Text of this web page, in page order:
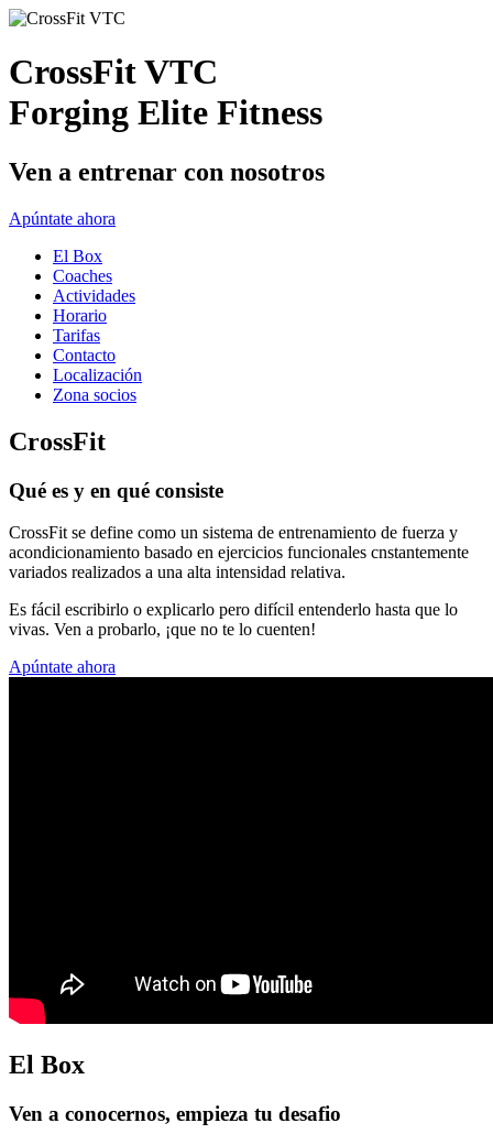
CrossFit VTC
Forging Elite Fitness
Ven a entrenar con nosotros
Apúntate ahora
El Box
Coaches
Actividades
Horario
Tarifas
Contacto
Localización
Zona socios
CrossFit
Qué es y en qué consiste
CrossFit se define como un sistema de entrenamiento de fuerza y
acondicionamiento basado en ejercicios funcionales cnstantemente
variados realizados a una alta intensidad relativa.
Es fácil escribirlo o explicarlo pero difícil entenderlo hasta que lo
vivas. Ven a probarlo, ¡que no te lo cuenten!
Apúntate ahora
El Box
Ven a conocernos, empieza tu desafio